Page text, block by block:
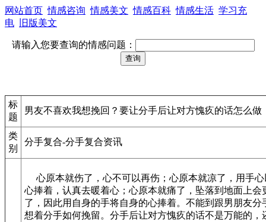
网站首页 情感咨询 情感美文 情感百科 情感生活 学习充
电
旧版美文
请输入您要查询的情感问题：
标
题
男友不喜欢我想挽回？要让分手后让对方愧疚的话怎么做
类
别
分手复合-分手复合资讯
心原本就伤了，心不可以再伤；心原本就凉了，用手心
心捧着，认真去暖着心；心原本就痛了，坠落到地面上会
了，因此用自身的手将自身的心捧着。不能到跟男朋友分
想着分手如何挽留。分手后让对方愧疚的话不是万能的，